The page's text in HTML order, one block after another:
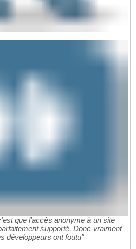
que l'accès anonyme à un site
supporté. Donc vraiment
développeurs ont foutu"